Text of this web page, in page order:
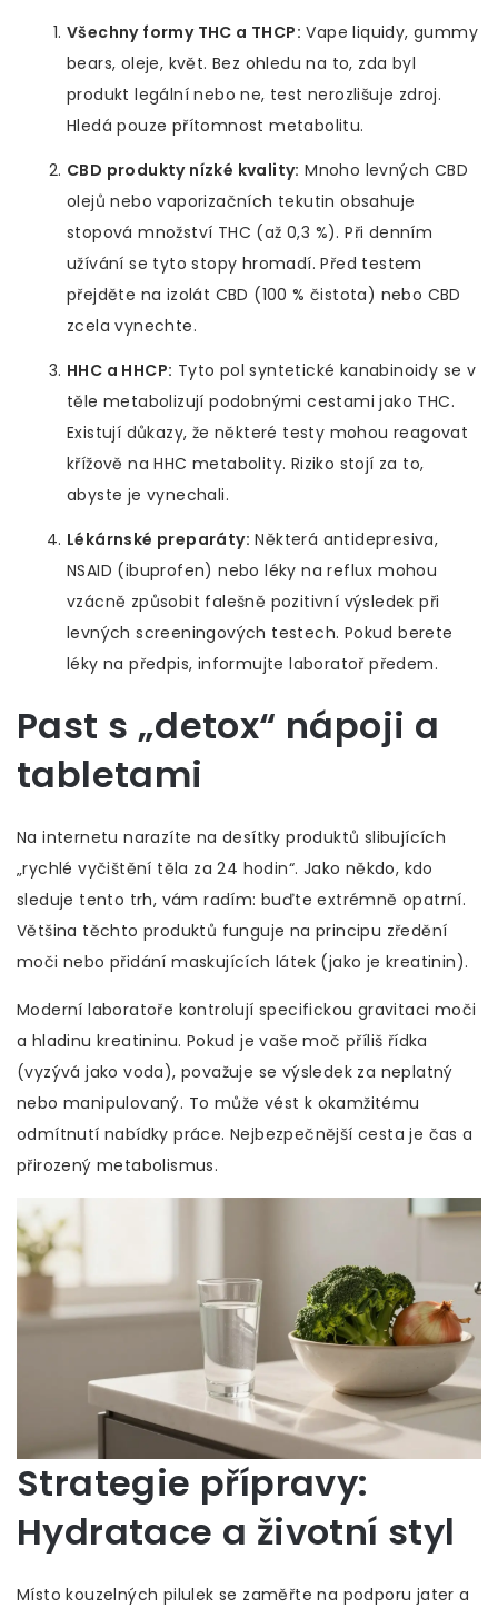
Všechny formy THC a THCP: Vape liquidy, gummy
bears, oleje, květ. Bez ohledu na to, zda byl
produkt legální nebo ne, test nerozlišuje zdroj.
Hledá pouze přítomnost metabolitu.
CBD produkty nízké kvality: Mnoho levných CBD
olejů nebo vaporizačních tekutin obsahuje
stopová množství THC (až 0,3 %). Při denním
užívání se tyto stopy hromadí. Před testem
přejděte na izolát CBD (100 % čistota) nebo CBD
zcela vynechte.
HHC a HHCP: Tyto pol syntetické kanabinoidy se v
těle metabolizují podobnými cestami jako THC.
Existují důkazy, že některé testy mohou reagovat
křížově na HHC metabolity. Riziko stojí za to,
abyste je vynechali.
Lékárnské preparáty: Některá antidepresiva,
NSAID (ibuprofen) nebo léky na reflux mohou
vzácně způsobit falešně pozitivní výsledek při
levných screeningových testech. Pokud berete
léky na předpis, informujte laboratoř předem.
Past s „detox“ nápoji a
tabletami
Na internetu narazíte na desítky produktů slibujících
„rychlé vyčištění těla za 24 hodin“. Jako někdo, kdo
sleduje tento trh, vám radím: buďte extrémně opatrní.
Většina těchto produktů funguje na principu zředění
moči nebo přidání maskujících látek (jako je kreatinin).
Moderní laboratoře kontrolují specifickou gravitaci moči
a hladinu kreatininu. Pokud je vaše moč příliš řídka
(vyzývá jako voda), považuje se výsledek za neplatný
nebo manipulovaný. To může vést k okamžitému
odmítnutí nabídky práce. Nejbezpečnější cesta je čas a
přirozený metabolismus.
Strategie přípravy:
Hydratace a životní styl
Místo kouzelných pilulek se zaměřte na podporu jater a